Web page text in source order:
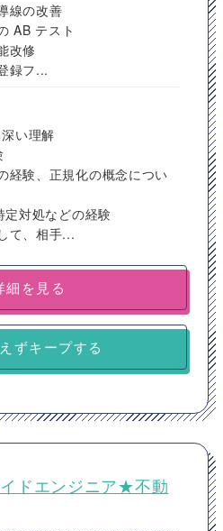
線の改善
AB テスト
改修
録フ...
い理解
経験、正規化の概念につい
対処などの経験
て、相手...
細を見る
ずキープする
イドエンジニア★不動